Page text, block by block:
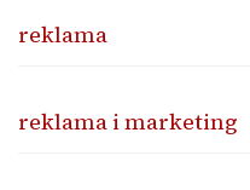
reklama
reklama i marketing